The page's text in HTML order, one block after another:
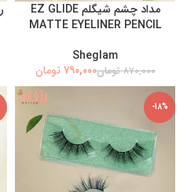
مداد چشم شیگلم EZ GLIDE
MATTE EYELINER PENCIL
Sheglam
۸۷۰,۰۰۰ تومان۷۹۰,۰۰۰ تومان
-18%